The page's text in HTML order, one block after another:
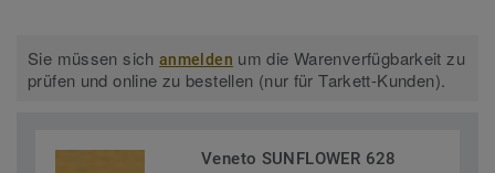
Sie müssen sichanmelden um die Warenverfügbarkeit zu
prüfen und online zu bestellen (nur für Tarkett-Kunden).
Veneto SUNFLOWER 628